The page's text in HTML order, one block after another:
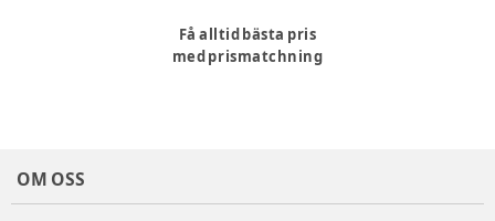
Få alltid bästa pris
med prismatchning
OM OSS